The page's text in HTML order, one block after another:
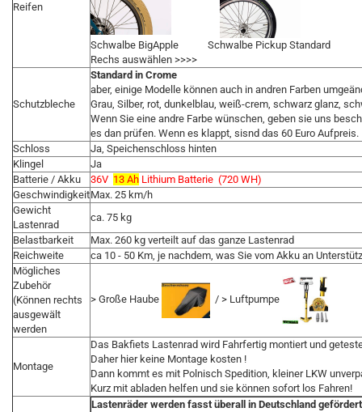
Reifen
Schwalbe BigApple Schwalbe Pickup Standard
Rechs auswählen >>>>
Schutzbleche
Standard in Crome
aber, einige Modelle können auch in andren Farben
Grau, Silber, rot, dunkelblau, weiß-crem, schwarz glanz,
Wenn Sie eine andre Farbe wünschen, geben sie uns
es dan prüfen. Wenn es klappt, sisnd das 60 Euro Aufpreis.
Schloss
Ja, Speichenschloss hinten
Klingel
Ja
Batterie / Akku
36V 13 Ah Lithium Batterie (720 WH)
GeschwindigkeitMax. 25 km/h
Gewicht
Lastenrad
ca. 75 kg
Belastbarkeit
Max. 260 kg verteilt auf das ganze Lastenrad
Reichweite
ca 10 - 50 Km, je nachdem, was Sie vom Akku an
Mögliches
Zubehör
(Können rechts
ausgewält
werden
> Große Haube / > Luftpumpe
Montage
Das Bakfiets Lastenrad wird Fahrfertig montiert und
Daher hier keine Montage kosten !
Dann kommt es mit Polnisch Spedition, kleiner LKW
Kurz mit abladen helfen und sie können sofort los Fahren!
Lastenräder werden fasst überall in Deutschland gefördert